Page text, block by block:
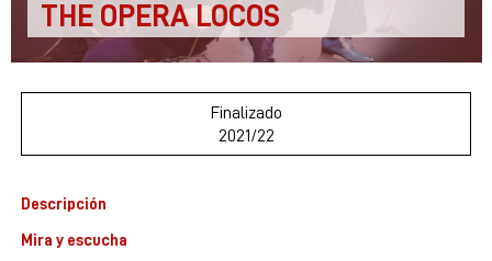
THE OPERA LOCOS
Finalizado
2021/22
Descripción
Mira y escucha